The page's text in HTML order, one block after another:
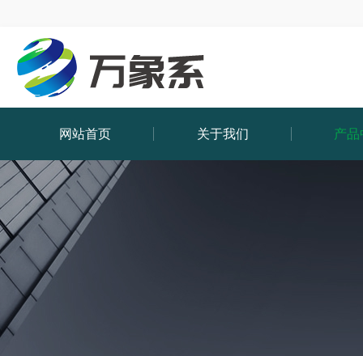
网站首页 关于我们 产品